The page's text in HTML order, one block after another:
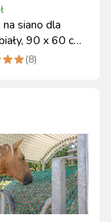
na siano dla
90 x 60 cm,
cm, Kerbl
(8)